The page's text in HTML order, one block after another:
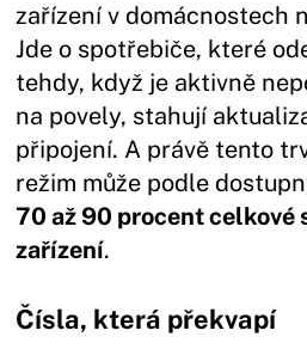
zařízení v domácnostech
Jde o spotřebiče, které
tehdy, když je aktivně
na povely, stahují
připojení. A právě tento
režim může podle
70 až 90 procent celkové
zařízení.
Čísla, která překvapí